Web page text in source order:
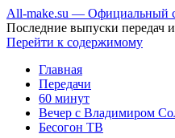
All-make.su — Официальный
Последние выпуски передач
Перейти к содержимому
Главная
Передачи
60 минут
Вечер с Владимиром
Бесогон ТВ